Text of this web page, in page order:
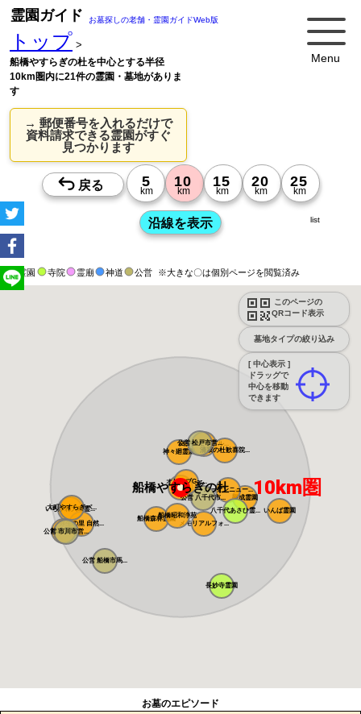
Menu
霊園ガイド お墓探しの老舗・霊園ガイドWeb版
トップ >
船橋やすらぎの杜を中心とする半径
10km圏内に21件の霊園・墓地がありま
す
→ 郵便番号を入れるだけで
資料請求できる霊園がすぐ
見つかります
霊園 寺院 霊廟 神道 公営 ※大きな〇は個別ページを閲覧済み
このページの
QRコード表示
墓地タイプの絞り込み
[ 中心表示 ]
ドラッグで
中心を移動
できます
list
船橋森林霊園
いちかわ大町霊...
弥生の里 自然...
神々廻霊園
白井メモリアル...
平成霊園
ガーデンニュー...
メモリアルフォ...
長妙寺霊園
八千代あさひ霊...
船橋昭和浄苑
いんば霊園
総武霊園
清寂の杜歓喜院...
公営 船橋市馬...
公営 八千代市...
公営 松戸市営...
公営 市川市営...
大町やすらぎパ...
オリーブGar...
船橋やすらぎの杜 10km圏
お墓のエピソード